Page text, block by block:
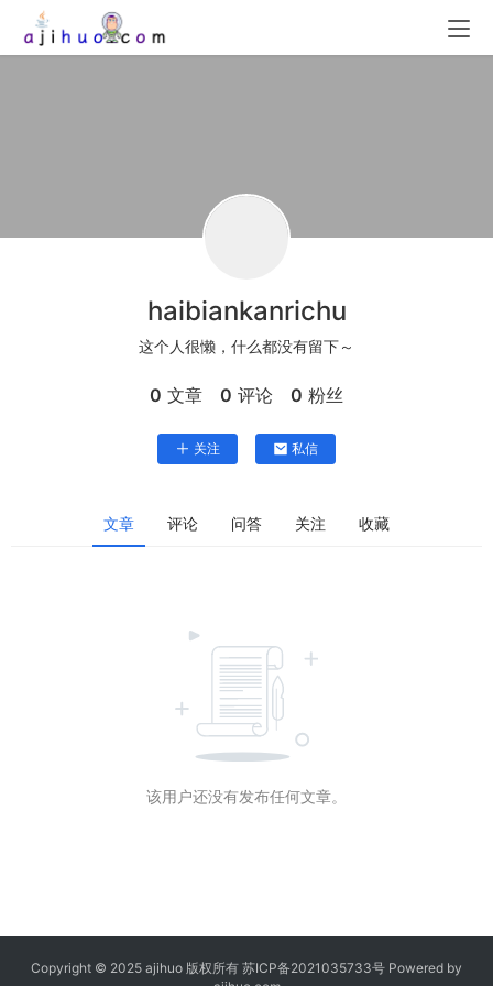
haibiankanrichu
这个人很懒，什么都没有留下～
0 文章 0 评论 0 粉丝
关注 私信
文章 评论 问答 关注 收藏
该用户还没有发布任何文章。
Copyright © 2025 ajihuo 版权所有 苏ICP备2021035733号 Powered by